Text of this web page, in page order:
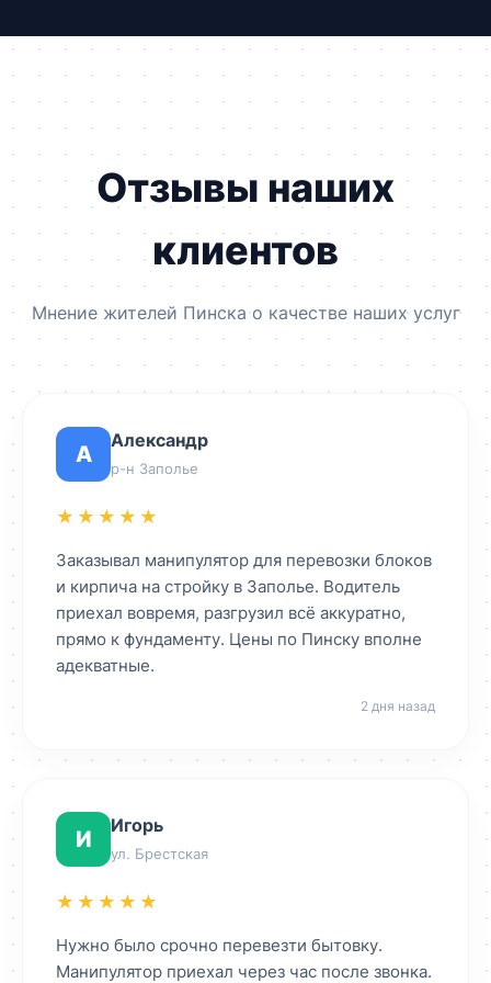
Отзывы наших
клиентов
Мнение жителей Пинска о качестве наших услуг
А
Александр
р-н Заполье
★★★★★
Заказывал манипулятор для перевозки блоков
и кирпича на стройку в Заполье. Водитель
приехал вовремя, разгрузил всё аккуратно,
прямо к фундаменту. Цены по Пинску вполне
адекватные.
2 дня назад
И
Игорь
ул. Брестская
★★★★★
Нужно было срочно перевезти бытовку.
Манипулятор приехал через час после звонка.